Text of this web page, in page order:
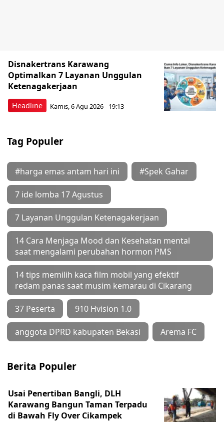
Headline
Disnakertrans Karawang
Optimalkan 7 Layanan Unggulan
Ketenagakerjaan
Kamis, 6 Agu 2026 - 19:13
Tag Populer
#harga emas antam hari ini #Spek Gahar
7 ide lomba 17 Agustus
7 Layanan Unggulan Ketenagakerjaan
14 Cara Menjaga Mood dan Kesehatan mental
saat mengalami perubahan hormon PMS
14 tips memilih kaca film mobil yang efektif
redam panas saat musim kemarau di Cikarang
37 Peserta 910 Hvision 1.0
anggota DPRD kabupaten Bekasi Arema FC
Berita Populer
Usai Penertiban Bangli, DLH
Karawang Bangun Taman Terpadu
di Bawah Fly Over Cikampek